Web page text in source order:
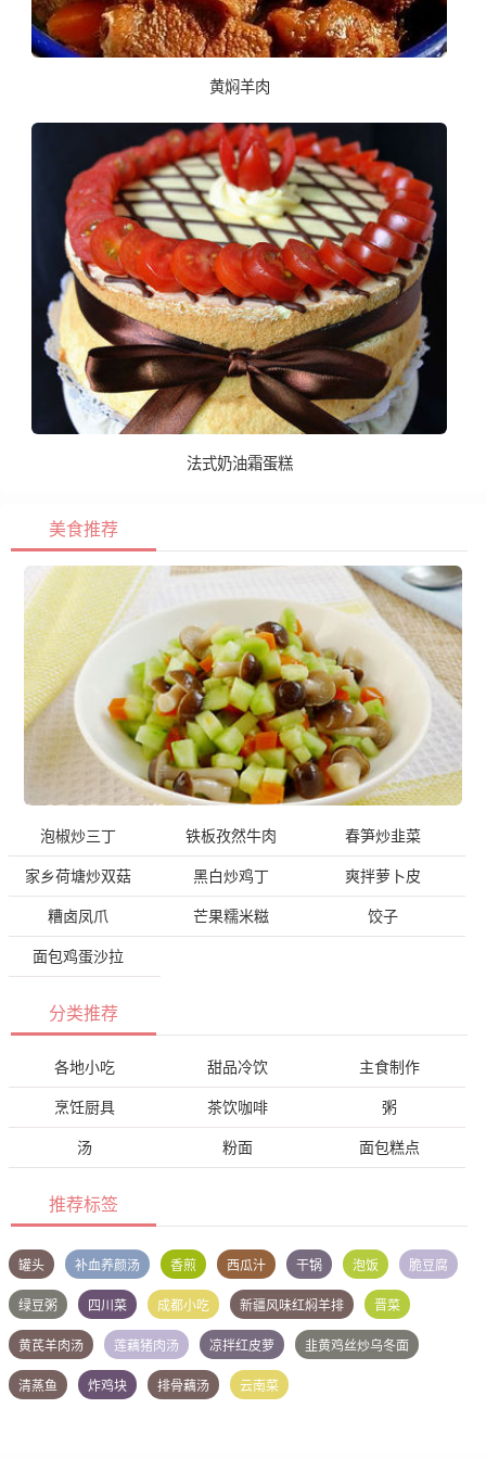
黄焖羊肉
法式奶油霜蛋糕
美食推荐
泡椒炒三丁 铁板孜然牛肉 春笋炒韭菜
家乡荷塘炒双菇 黑白炒鸡丁 爽拌萝卜皮
糟卤凤爪 芒果糯米糍 饺子
面包鸡蛋沙拉
分类推荐
各地小吃 甜品冷饮 主食制作
烹饪厨具 茶饮咖啡 粥
汤 粉面 面包糕点
推荐标签
罐头 补血养颜汤 香煎 西瓜汁 干锅 泡饭 脆豆腐
绿豆粥 四川菜 成都小吃 新疆风味红焖羊排 晋菜
黄芪羊肉汤 莲藕猪肉汤 凉拌红皮萝 韭黄鸡丝炒乌冬面
清蒸鱼 炸鸡块 排骨藕汤 云南菜